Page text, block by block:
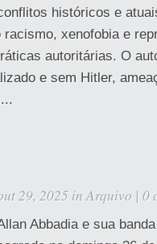
históricos e
xenofobia e
autoritárias. O
e sem Hitler,
29, 2025 inArquivo | 0
Abbadia e sua